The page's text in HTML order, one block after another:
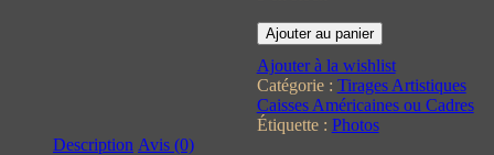
Ajouter au panier
Ajouter à la wishlist
Catégorie : Tirages Artistiques
Caisses Américaines ou Cadres
Étiquette : Photos
Description Avis (0)